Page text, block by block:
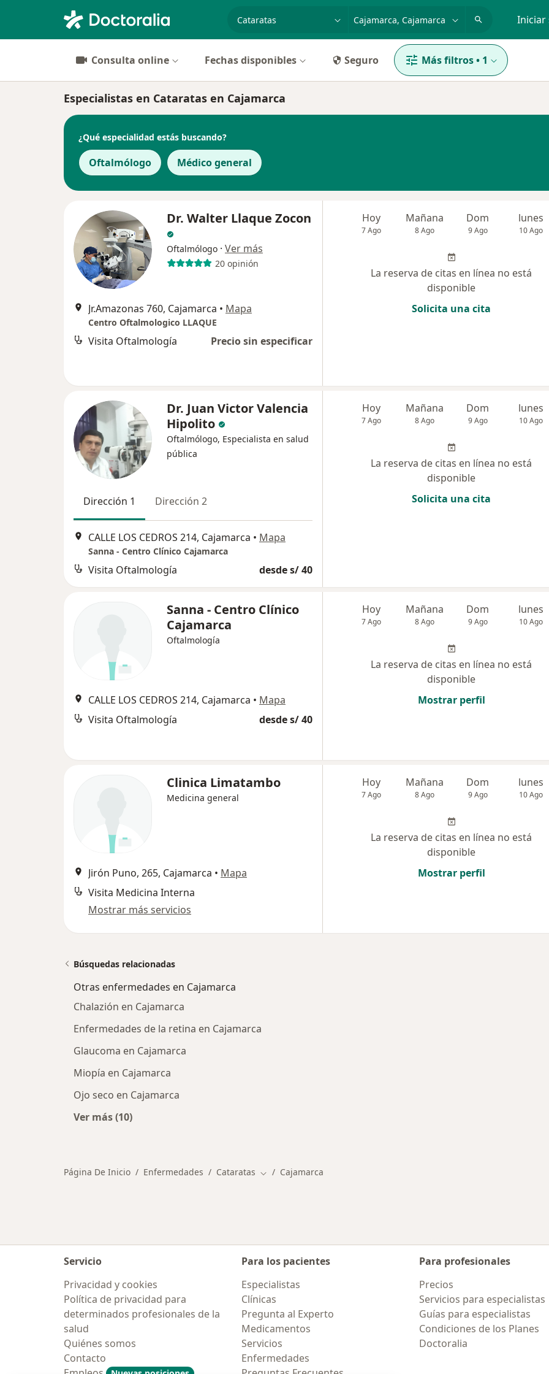
Iniciar
Consulta online Fechas disponibles Seguro Más filtros• 1
Especialistas en Cataratas en Cajamarca
¿Qué especialidad estás buscando?
Oftalmólogo Médico general
Dr. Walter Llaque Zocon
Oftalmólogo · Ver más
20 opinión
Jr.Amazonas 760, Cajamarca • Mapa
Centro Oftalmologico LLAQUE
Visita Oftalmología Precio sin especificar
Hoy
7 Ago
Mañana
8 Ago
Dom
9 Ago
lunes
10 Ago
La reserva de citas en línea no está
disponible
Solicita una cita
Dr. Juan Victor Valencia
Hipolito
Oftalmólogo, Especialista en salud
pública
Dirección 1 Dirección 2
CALLE LOS CEDROS 214, Cajamarca • Mapa
Sanna - Centro Clínico Cajamarca
Visita Oftalmología desde s/ 40
Hoy
7 Ago
Mañana
8 Ago
Dom
9 Ago
lunes
10 Ago
La reserva de citas en línea no está
disponible
Solicita una cita
Sanna - Centro Clínico
Cajamarca
Oftalmología
CALLE LOS CEDROS 214, Cajamarca • Mapa
Visita Oftalmología
desde s/ 40
Hoy
7 Ago
Mañana
8 Ago
Dom
9 Ago
lunes
10 Ago
La reserva de citas en línea no está
disponible
Mostrar perfil
Clinica Limatambo
Medicina general
Jirón Puno, 265, Cajamarca • Mapa
Visita Medicina Interna
Mostrar más servicios
Hoy
7 Ago
Mañana
8 Ago
Dom
9 Ago
lunes
10 Ago
La reserva de citas en línea no está
disponible
Mostrar perfil
Búsquedas relacionadas
Otras enfermedades en Cajamarca
Chalazión en Cajamarca
Enfermedades de la retina en Cajamarca
Glaucoma en Cajamarca
Miopía en Cajamarca
Ojo seco en Cajamarca
Ver más (10)
Página De Inicio Enfermedades Cataratas Cambiar de ciudad
Cajamarca
Servicio
Privacidad y cookies
Política de privacidad para
determinados profesionales de la
salud
Quiénes somos
Contacto
Para los pacientes
Especialistas
Clínicas
Pregunta al Experto
Medicamentos
Servicios
Enfermedades
Para profesionales
Precios
Servicios para especialistas
Guías para especialistas
Condiciones de los Planes
Doctoralia